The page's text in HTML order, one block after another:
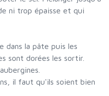
ni trop épaisse et qui
dans la pâte puis les
sont dorées les sortir.
il faut qu'ils soient bien